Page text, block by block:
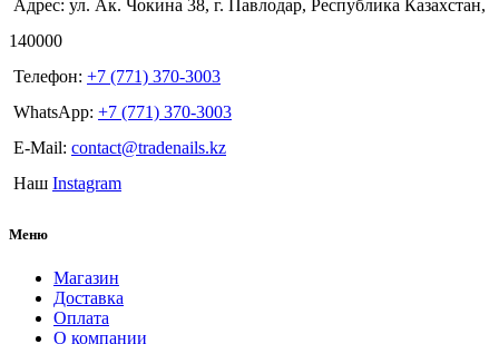
Адрес: ул. Ак. Чокина 38, г. Павлодар, Республика Казахстан,
140000
Телефон: +7 (771) 370-3003
WhatsApp: +7 (771) 370-3003
E-Mail: contact@tradenails.kz
Наш Instagram
Меню
Магазин
Доставка
Оплата
О компании